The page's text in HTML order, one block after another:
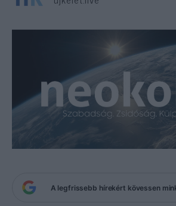
A legfrissebb hírekért kövessen